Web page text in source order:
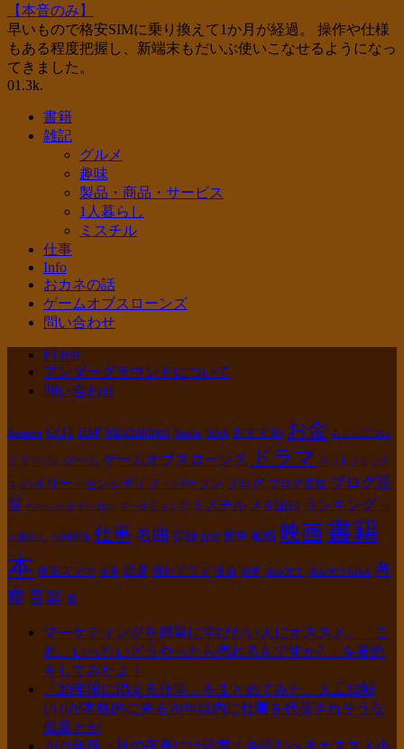
【本音のみ】
早いもので格安SIMに乗り換えて1か月が経過。 操作や仕様
もある程度把握し、新端末もだいぶ使いこなせるようになっ
てきました。
01.3k.
書籍
雑記
グルメ
趣味
製品・商品・サービス
1人暮らし
ミスチル
仕事
Info
おカネの話
ゲームオブスローンズ
問い合わせ
PJ test
アンダーグラウンドについて
問い合わせ
Amazon GOT HSP Mr.children Netflix NISA おすすめ お金 もぐらについ
て アマゾン ゲーム ゲームオブスローンズ ドラマ ネットフリック
ス ハイリー・センシティブ・パーソン ブログ ブログ収益 ブログ運
営 ベーシックインカム マーケティング ミスチル メタ認知 ランキング 一
人暮らし 人間関係 仕事 名曲 孤独 投資 携帯 敏感 映画書籍
本 格安スマホ 楽天 派遣 海外ドラマ 漫画 禁煙 積み立て 積み立てNISA 考
察 音楽 食
マーケティングを簡単に学びたい人にオススメ。「こ
れ、いったいどうやったら売れるんですか? 」を要約
をしてみたよ！
「20年後に消える仕事」をまとめてみた。人工知能
(AI)が本格的に来る20年以内に仕事を代替されそうな
職業とか
2021年版・秋の夜長には読書！今読むべきオススメ小